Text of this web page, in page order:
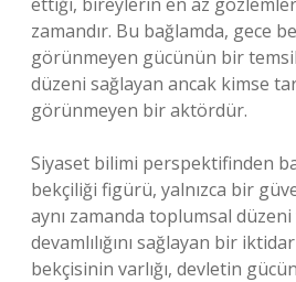
zamandır. Bu bağlamda, gece
görünmeyen gücünün bir
düzeni sağlayan ancak kimse
görünmeyen bir aktördür.
Siyaset bilimi perspektifinden
bekçiliği figürü, yalnızca bir
aynı zamanda toplumsal
devamlılığını sağlayan bir iktidar
bekçisinin varlığı, devletin